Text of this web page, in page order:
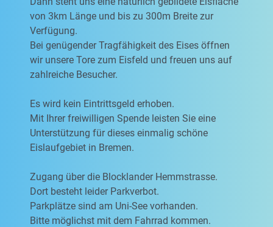
von 3km Länge und bis zu 300m Breite zur
Verfügung.
Bei genügender Tragfähigkeit des Eises öffnen
wir unsere Tore zum Eisfeld und freuen uns auf
zahlreiche Besucher.
Es wird kein Eintrittsgeld erhoben.
Mit Ihrer freiwilligen Spende leisten Sie eine
Unterstützung für dieses einmalig schöne
Eislaufgebiet in Bremen.
Zugang über die Blocklander Hemmstrasse.
Dort besteht leider Parkverbot.
Parkplätze sind am Uni-See vorhanden.
Bitte möglichst mit dem Fahrrad kommen.